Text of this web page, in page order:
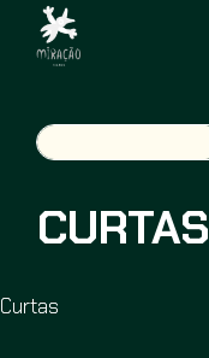
CURTAS
Curtas